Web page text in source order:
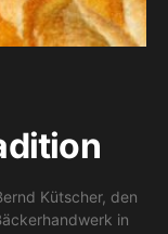
Kütscher, den
in